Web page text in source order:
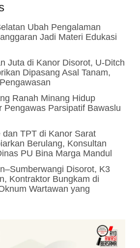
Ubah Pengalaman
Jadi Materi Edukasi
Juta di Kanor Disorot, U-Ditch
Dipasang Asal Tanam,
Ranah Minang Hidup
Pengawas Parsipatif Bawaslu
TPT di Kanor Sarat
Berulang, Konsultan
PU Bina Marga Mandul
Disorot, K3
Kontraktor Bungkam di
Wartawan yang